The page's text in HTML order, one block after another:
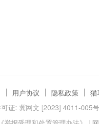
用户协议 隐私政策
猫
证: 冀网文 [2023] 4011-005